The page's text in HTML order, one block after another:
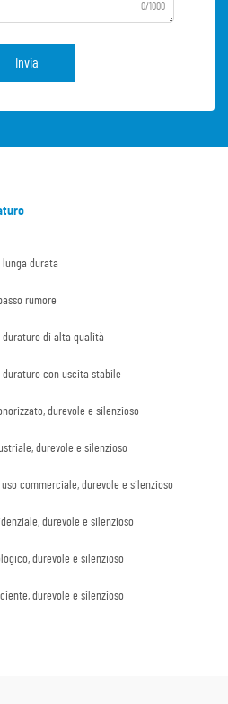
0/1000
Invia
durata
rumore
duraturo di alta qualità
con uscita stabile
durevole e silenzioso
durevole e silenzioso
commerciale, durevole e silenzioso
durevole e silenzioso
durevole e silenzioso
durevole e silenzioso